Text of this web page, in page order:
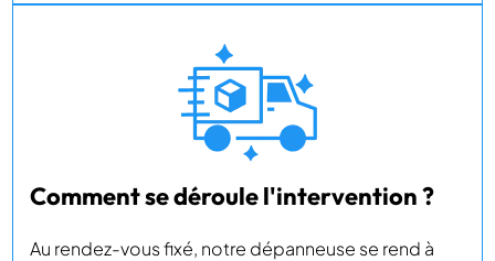
Comment se déroule l'intervention ?
Au rendez-vous fixé, notre dépanneuse se rend à